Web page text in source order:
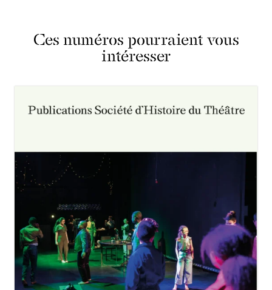
Ces numéros pourraient vous
intéresser